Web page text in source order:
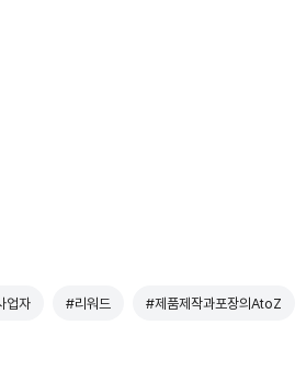
업자 #리워드 #제품제작과포장의AtoZ